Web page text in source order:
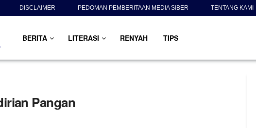
DISCLAIMER PEDOMAN PEMBERITAAN MEDIA SIBER TENTANG KAMI
BERITA LITERASI RENYAH TIPS
Pangan